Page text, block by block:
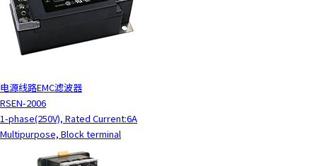
电源线路EMC滤波器
RSEN-2006
1-phase(250V), Rated Current:6A
Multipurpose, Block terminal